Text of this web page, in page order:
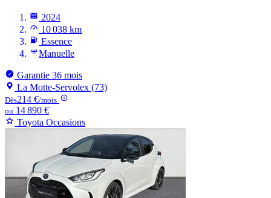
2024
10 038 km
Essence
Manuelle
Garantie 36 mois
La Motte-Servolex (73)
Dès214 €/mois
ou 14 890 €
Toyota Occasions